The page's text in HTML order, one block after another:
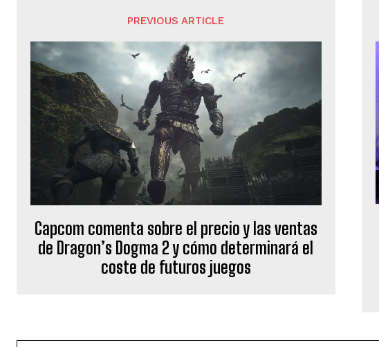
PREVIOUS ARTICLE
Capcom comenta sobre el precio y las ventas
de Dragon’s Dogma 2 y cómo determinará el
coste de futuros juegos